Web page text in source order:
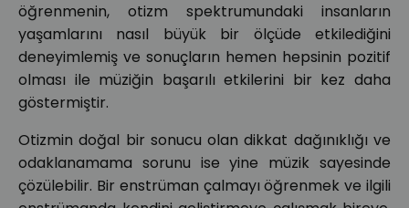
öğrenmenin, otizm spektrumundaki insanların
yaşamlarını nasıl büyük bir ölçüde etkilediğini
deneyimlemiş ve sonuçların hemen hepsinin pozitif
olması ile müziğin başarılı etkilerini bir kez daha
göstermiştir.
Otizmin doğal bir sonucu olan dikkat dağınıklığı ve
odaklanamama sorunu ise yine müzik sayesinde
çözülebilir. Bir enstrüman çalmayı öğrenmek ve ilgili